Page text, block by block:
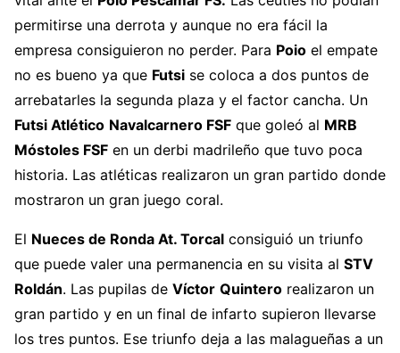
permitirse una derrota y aunque no era fácil la
empresa consiguieron no perder. Para Poio el empate
no es bueno ya que Futsi se coloca a dos puntos de
arrebatarles la segunda plaza y el factor cancha. Un
Futsi Atlético Navalcarnero FSF que goleó al MRB
Móstoles FSF en un derbi madrileño que tuvo poca
historia. Las atléticas realizaron un gran partido donde
mostraron un gran juego coral.
El Nueces de Ronda At. Torcal consiguió un triunfo
que puede valer una permanencia en su visita al STV
Roldán. Las pupilas de Víctor Quintero realizaron un
gran partido y en un final de infarto supieron llevarse
los tres puntos. Ese triunfo deja a las malagueñas a un